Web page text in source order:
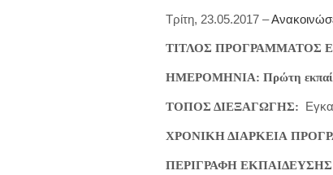
Τρίτη, 23.05.2017 –
ΤΙΤΛΟΣ ΠΡΟΓΡΑΜΜΑΤΟΣ
ΗΜΕΡΟΜΗΝΙΑ: Πρώτη
ΤΟΠΟΣ ΔΙΕΞΑΓΩΓΗΣ:
ΧΡΟΝΙΚΗ ΔΙΑΡΚΕΙΑ
ΠΕΡΙΓΡΑΦΗ